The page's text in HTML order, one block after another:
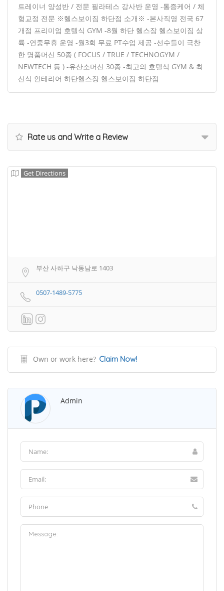
트레이너 양성반 / 전문 필라테스 강사반 운영 -통증케어 / 체
형교정 전문 ※헬스보이짐 하단점 소개※ -본사직영 전국 67
개점 프리미엄 호텔식 GYM -8월 하단 헬스장 헬스보이짐 상
륙 -연중무휴 운영 -월3회 무료 PT수업 제공 -선수들이 극찬
한 명품머신 50종 ( FOCUS / TRUE / TECHNOGYM /
NEWTECH 등 ) -유산소머신 30종 -최고의 호텔식 GYM & 최
신식 인테리어 하단헬스장 헬스보이짐 하단점
Rate us and Write a Review
Get Directions
부산 사하구 낙동남로 1403
0507-1489-5775
Own or work here? Claim Now!
Admin